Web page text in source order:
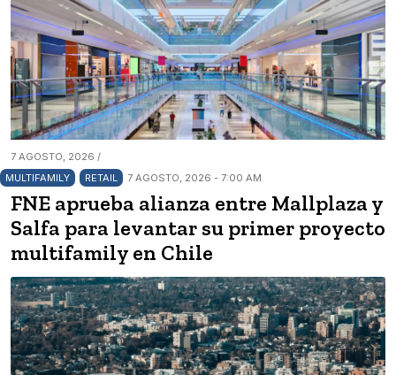
7 AGOSTO, 2026 /
MULTIFAMILY
RETAIL 7 AGOSTO, 2026 - 7:00 AM
FNE aprueba alianza entre Mallplaza y
Salfa para levantar su primer proyecto
multifamily en Chile